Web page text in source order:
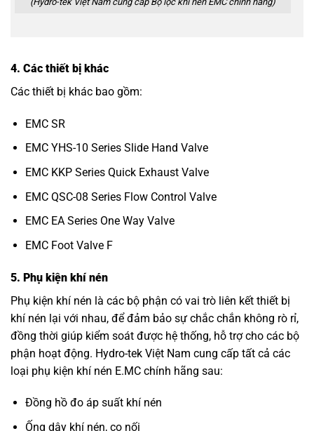
4. Các thiết bị khác
Các thiết bị khác bao gồm:
EMC SR
EMC YHS-10 Series Slide Hand Valve
EMC KKP Series Quick Exhaust Valve
EMC QSC-08 Series Flow Control Valve
EMC EA Series One Way Valve
EMC Foot Valve F
5. Phụ kiện khí nén
Phụ kiện khí nén là các bộ phận có vai trò liên kết thiết bị
khí nén lại với nhau, để đảm bảo sự chắc chắn không rò rỉ,
đồng thời giúp kiểm soát được hệ thống, hỗ trợ cho các bộ
phận hoạt động. Hydro-tek Việt Nam cung cấp tất cả các
loại phụ kiện khí nén E.MC chính hãng sau:
Đồng hồ đo áp suất khí nén
Ống dây khí nén, co nối